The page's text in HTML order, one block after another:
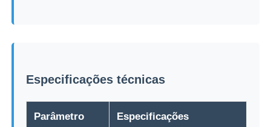
verificador da dureza
Especificações técnicas
Parâmetro Especificações